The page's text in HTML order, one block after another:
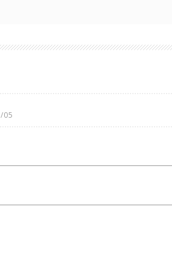
05